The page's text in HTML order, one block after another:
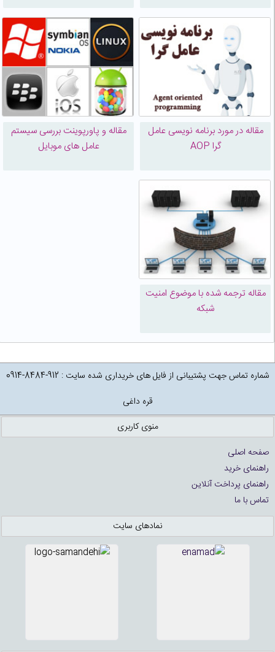
مقاله در مورد برنامه نویسی عامل
گرا AOP
مقاله و پاورپوینت بررسی سیستم
عامل های موبایل
مقاله ترجمه شده با موضوع امنیت
شبکه
شماره تماس جهت پشتیبانی از فایل های خریداری شده سایت : 912-8484-0914
قره داغی
منوی کاربری
صفحه اصلی
راهنمای خرید
راهنمای پرداخت آنلاین
تماس با ما
نمادهای سایت